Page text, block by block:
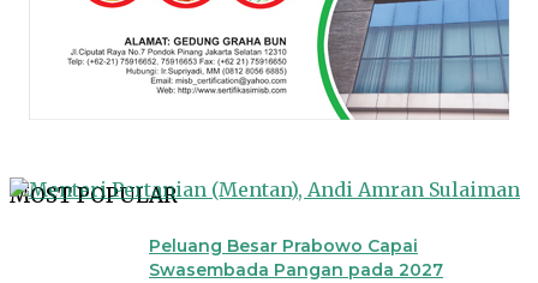
MOST POPULAR
Peluang Besar Prabowo Capai
Swasembada Pangan pada 2027